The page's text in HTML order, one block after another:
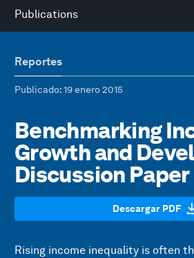
Publications
Reportes
Publicado: 19 enero 2015
Benchmarking
Growth and
Discussion Paper
Descargar PDF
Rising income inequality is often